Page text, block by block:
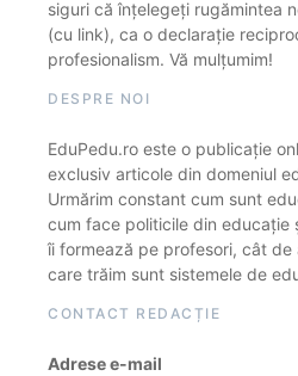
siguri că înțelegeți rugămintea
(cu link), ca o declarație
profesionalism. Vă mulțumim!
DESPRE NOI
EduPedu.ro este o publicație
exclusiv articole din domeniul
Urmărim constant cum sunt
cum face politicile din educație
îi formează pe profesori, cât de
care trăim sunt sistemele de
CONTACT REDACȚIE
Adrese e-mail